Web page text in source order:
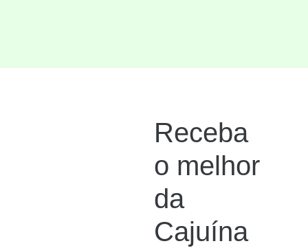
Receba
o melhor
da
Cajuína